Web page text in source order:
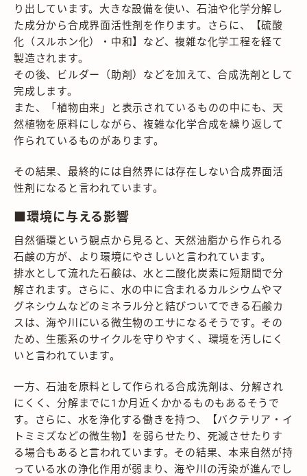
り出しています。大きな設備を使い、石油や化学分解し
た成分から合成界面活性剤を作ります。さらに、【硫酸
化（スルホン化）・中和】など、複雑な化学工程を経て
製造されます。
その後、ビルダー（助剤）などを加えて、合成洗剤として
完成します。
また、「植物由来」と表示されているものの中にも、天
然植物を原料にしながら、複雑な化学合成を繰り返して
作られているものがあります。
その結果、最終的には自然界には存在しない合成界面活
性剤になると言われています。
■環境に与える影響
自然循環という観点から見ると、天然油脂から作られる
石鹸の方が、より環境にやさしいと言われています。
排水として流れた石鹸は、水と二酸化炭素に短期間で分
解されます。さらに、水の中に含まれるカルシウムやマ
グネシウムなどのミネラル分と結びついてできる石鹸カ
スは、海や川にいる微生物のエサになるそうです。その
ため、生態系のサイクルを守りやすく、環境を汚しにく
いと言われています。
一方、石油を原料として作られる合成洗剤は、分解され
にくく、分解までに1か月近くかかるものもあるそうで
す。さらに、水を浄化する働きを持つ、【バクテリア・イ
トミミズなどの微生物】を弱らせたり、死滅させたりす
る場合もあると言われています。その結果、本来自然が持
っている水の浄化作用が弱まり、海や川の汚染が進んでし